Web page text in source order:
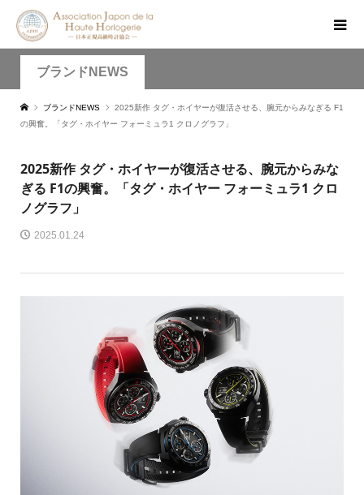
ブランドNEWS
ブランドNEWS
2025新作 タグ・ホイヤーが復活させる、腕元からみなぎる F1
の興奮。「タグ・ホイヤー フォーミュラ1 クロノグラフ」
2025新作 タグ・ホイヤーが復活させる、腕元からみな
ぎる F1の興奮。「タグ・ホイヤー フォーミュラ1 クロ
ノグラフ」
2025.01.24